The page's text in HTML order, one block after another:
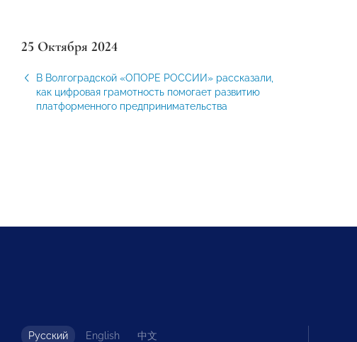
25 Октября 2024
В Волгоградской «ОПОРЕ РОССИИ» рассказали,
как цифровая грамотность помогает развитию
платформенного предпринимательства
Русский English 中文